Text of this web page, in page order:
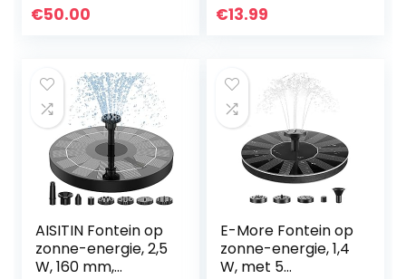
verlichting outdoor
€50.00
en 4 Sproeiers,
€13.99
AISITIN Fontein op
zonne-energie, 2,5
W, 160 mm,
E-More Fontein op
zonne-energie, 1,4
W, met 5